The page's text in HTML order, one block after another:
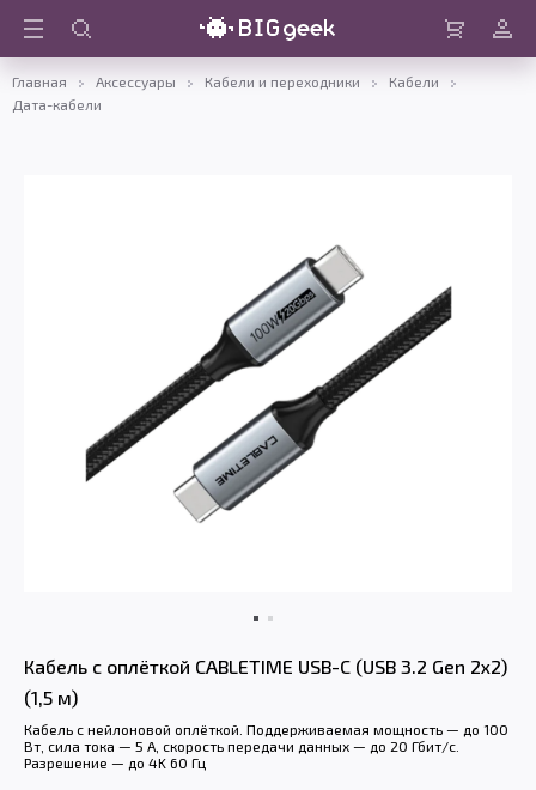
Войти
Главная Аксессуары Кабели и переходники
Кабели
Дата-кабели
Кабель с оплёткой CABLETIME USB-C (USB 3.2 Gen 2x2)
(1,5 м)
Кабель с нейлоновой оплёткой. Поддерживаемая мощность — до 100
Вт, сила тока — 5 А, скорость передачи данных — до 20 Гбит/с.
Разрешение — до 4K 60 Гц